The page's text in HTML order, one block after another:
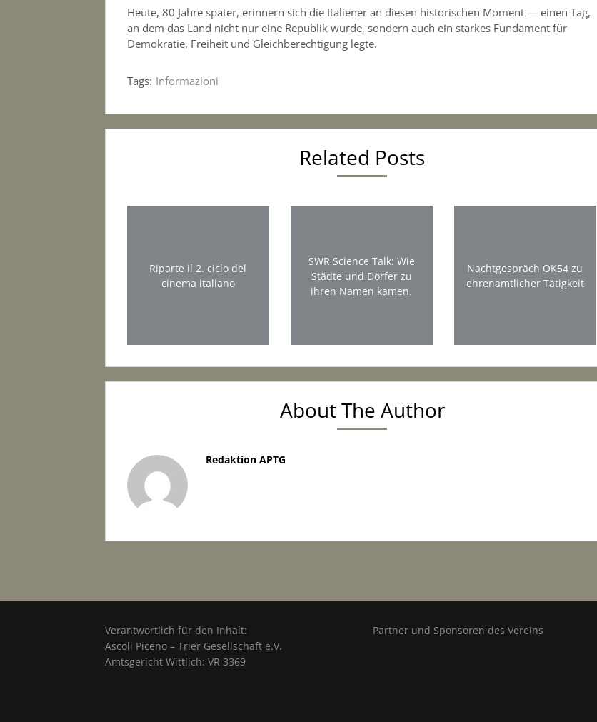
Heute, 80 Jahre später, erinnern sich die Italiener an diesen historischen Moment — einen Tag,
an dem das Land nicht nur eine Republik wurde, sondern auch ein starkes Fundament für
Demokratie, Freiheit und Gleichberechtigung legte.
Tags: Informazioni
Related Posts
Riparte il 2. ciclo del
cinema italiano
SWR Science Talk: Wie
Städte und Dörfer zu
ihren Namen kamen.
Nachtgespräch OK54 zu
ehrenamtlicher Tätigkeit
About The Author
Redaktion APTG
Verantwortlich für den Inhalt:
Ascoli Piceno – Trier Gesellschaft e.V.
Amtsgericht Wittlich: VR 3369
Partner und Sponsoren des Vereins